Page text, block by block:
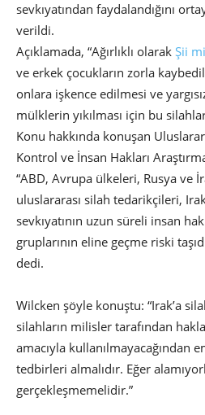
sevkıyatından faydalandığını
verildi.
Açıklamada, “Ağırlıklı olarak Şii
ve erkek çocukların zorla
onlara işkence edilmesi ve
mülklerin yıkılması için bu
Konu hakkında konuşan
Kontrol ve İnsan Hakları
“ABD, Avrupa ülkeleri, Rusya ve
uluslararası silah tedarikçileri,
sevkıyatının uzun süreli insan
gruplarının eline geçme riski
dedi.
Wilcken şöyle konuştu: “Irak’a
silahların milisler tarafından
amacıyla kullanılmayacağından
tedbirleri almalıdır. Eğer
gerçekleşmemelidir.”